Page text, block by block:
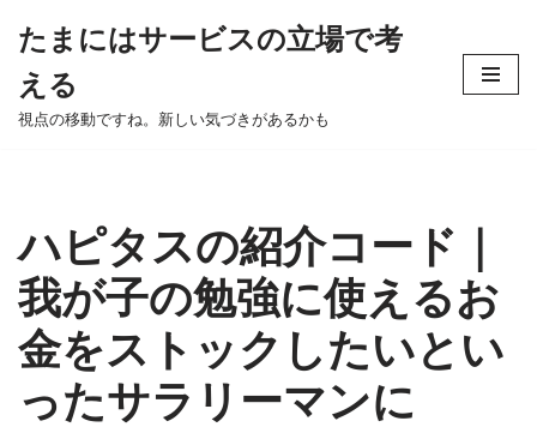
to
content
たまにはサービスの立場で考
える
視点の移動ですね。新しい気づきがあるかも
ハピタスの紹介コード｜
我が子の勉強に使えるお
金をストックしたいとい
ったサラリーマンに